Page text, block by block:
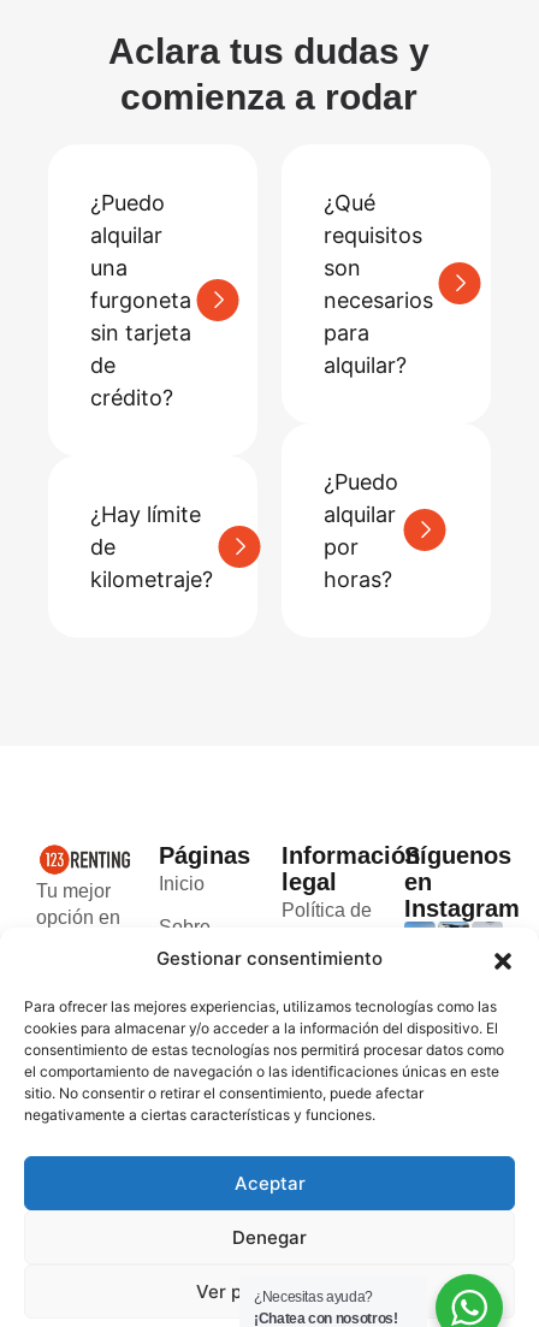
Gestionar consentimiento
Para ofrecer las mejores experiencias, utilizamos tecnologías como las
cookies para almacenar y/o acceder a la información del dispositivo. El
consentimiento de estas tecnologías nos permitirá procesar datos como
el comportamiento de navegación o las identificaciones únicas en este
sitio. No consentir o retirar el consentimiento, puede afectar
negativamente a ciertas características y funciones.
Aceptar
Denegar
Ver preferencias
Aclara tus dudas y
comienza a rodar
¿Puedo
alquilar
una
furgoneta
sin tarjeta
de
crédito?
¿Hay límite
de
kilometraje?
¿Qué
requisitos
son
necesarios
para
alquilar?
¿Puedo
alquilar
por
horas?
Tu mejor
opción en
furgonetas
rápido y
seguro en
Valencia y
Andorra.
Páginas
Inicio
Sobre
nosotros
Blog
Contacto
Información
legal
Política de
privacidad
Términos y
condiciones
Síguenos
en
Instagram
¿Necesitas ayuda?
¡Chatea con nosotros!